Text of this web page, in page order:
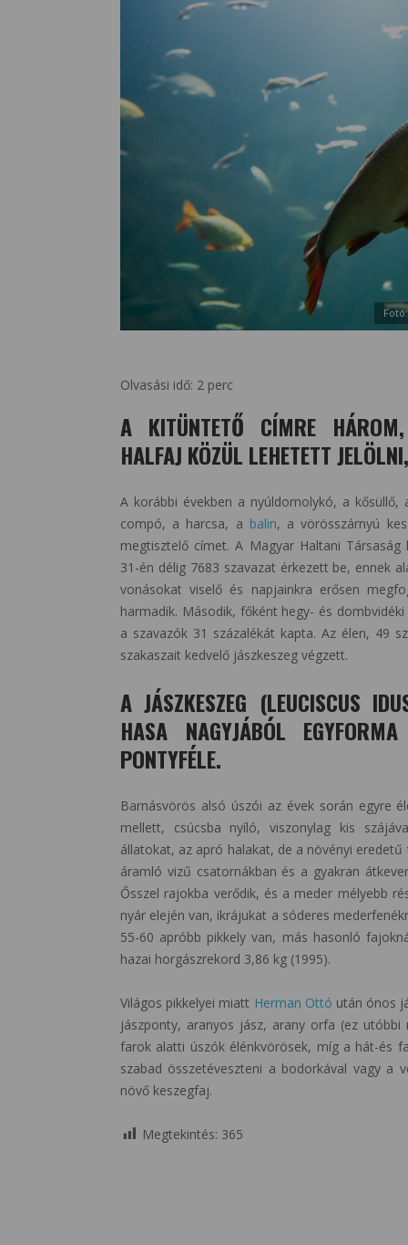
Olvasási idő: 2 perc
A KITÜNTETŐ CÍMRE HÁROM,
HALFAJ KÖZÜL LEHETETT
A korábbi években a nyúldomolykó, a
compó, a harcsa, a balin, a vörösszárnyú
megtisztelő címet. A Magyar Haltani
31-én délig 7683 szavazat érkezett be, ennek
vonásokat viselő és napjainkra erősen
harmadik. Második, főként hegy- és
a szavazók 31 százalékát kapta. Az élen, 49
szakaszait kedvelő jászkeszeg végzett.
A JÁSZKESZEG (LEUCISCUS
HASA NAGYJÁBÓL
PONTYFÉLE.
Barnásvörös alsó úszói az évek során egyre
mellett, csúcsba nyíló, viszonylag kis
állatokat, az apró halakat, de a növényi
áramló vizű csatornákban és a gyakran
Ősszel rajokba verődik, és a meder mélyebb
nyár elején van, ikrájukat a sóderes
55-60 apróbb pikkely van, más hasonló
hazai horgászrekord 3,86 kg (1995).
Világos pikkelyei miatt Herman Ottó után ónos
jászponty, aranyos jász, arany orfa (ez
farok alatti úszók élénkvörösek, míg a hát-és
szabad összetéveszteni a bodorkával vagy a
növő keszegfaj.
Megtekintés: 365